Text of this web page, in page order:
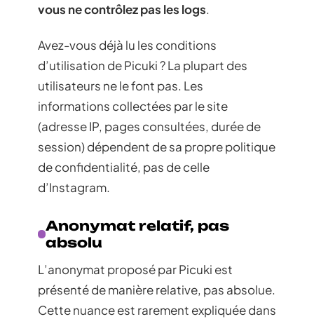
vous ne contrôlez pas les logs.
Avez-vous déjà lu les conditions
d’utilisation de Picuki ? La plupart des
utilisateurs ne le font pas. Les
informations collectées par le site
(adresse IP, pages consultées, durée de
session) dépendent de sa propre politique
de confidentialité, pas de celle
d’Instagram.
Anonymat relatif, pas
absolu
L’anonymat proposé par Picuki est
présenté de manière relative, pas absolue.
Cette nuance est rarement expliquée dans